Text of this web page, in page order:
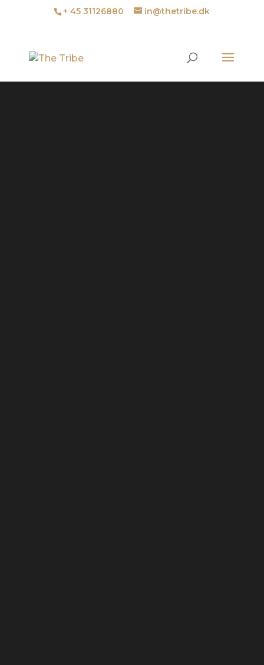
+ 45 31126880 in@thetribe.dk